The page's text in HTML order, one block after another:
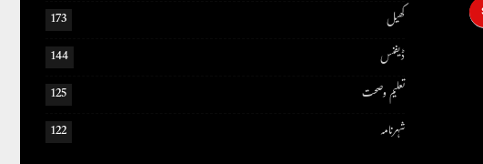
کھیل
173
ڈیفنس
144
تعلیم و صحت
125
شہرنامہ
122